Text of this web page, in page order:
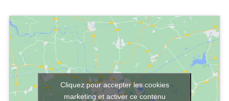
Cliquez pour accepter les cookies
marketing et activer ce contenu